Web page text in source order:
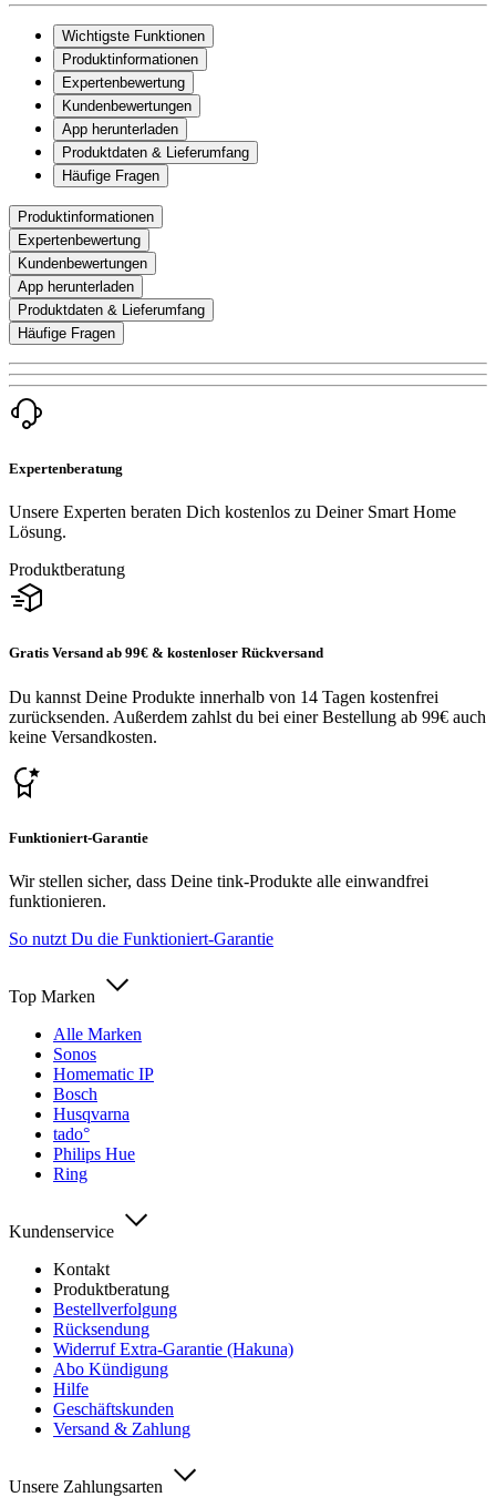
Wichtigste Funktionen
Produktinformationen
Expertenbewertung
Kundenbewertungen
App herunterladen
Produktdaten & Lieferumfang
Häufige Fragen
Produktinformationen
Expertenbewertung
Kundenbewertungen
App herunterladen
Produktdaten & Lieferumfang
Häufige Fragen
Expertenberatung
Unsere Experten beraten Dich kostenlos zu Deiner Smart Home
Lösung.
Produktberatung
Gratis Versand ab 99€ & kostenloser Rückversand
Du kannst Deine Produkte innerhalb von 14 Tagen kostenfrei
zurücksenden. Außerdem zahlst du bei einer Bestellung ab 99€ auch
keine Versandkosten.
Funktioniert-Garantie
Wir stellen sicher, dass Deine tink-Produkte alle einwandfrei
funktionieren.
So nutzt Du die Funktioniert-Garantie
Top Marken
Alle Marken
Sonos
Homematic IP
Bosch
Husqvarna
tado°
Philips Hue
Ring
Kundenservice
Kontakt
Produktberatung
Bestellverfolgung
Rücksendung
Widerruf Extra-Garantie (Hakuna)
Abo Kündigung
Hilfe
Geschäftskunden
Versand & Zahlung
Unsere Zahlungsarten